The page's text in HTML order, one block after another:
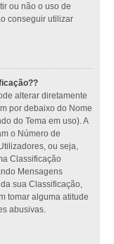
ou não o uso de
conseguir utilizar
alterar diretamente
por debaixo do Nome
do Tema em uso). A
o Número de
ou seja,
Classificação
Mensagens
sua Classificação,
tomar alguma atitude
abusivas.